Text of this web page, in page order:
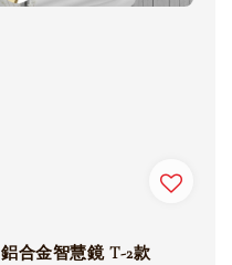
鋁合金智慧鏡 T-2款